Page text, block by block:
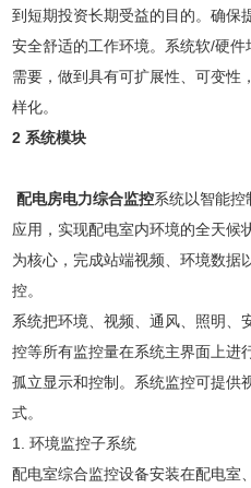
到短期投资长期受益的目的。确保
安全舒适的工作环境。系统软/硬
需要，做到具有可扩展性、可变性
样化。
2 系统模块
配电房电力综合监控系统以智能
应用，实现配电室内环境的全天候
为核心，完成站端视频、环境数据
控。
系统把环境、视频、通风、照明、
控等所有监控量在系统主界面上进
孤立显示和控制。系统监控可提供
式。
1. 环境监控子系统
配电室综合监控设备安装在配电室